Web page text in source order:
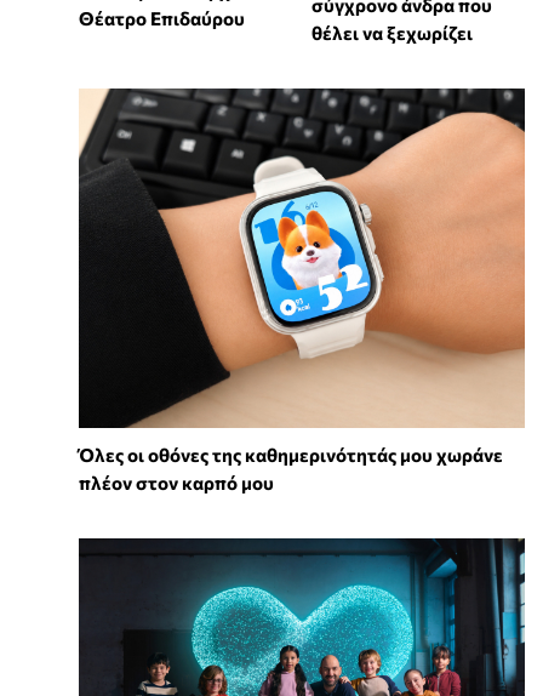
Θέατρο Επιδαύρου
σύγχρονο άνδρα που
θέλει να ξεχωρίζει
Όλες οι οθόνες της καθημερινότητάς μου χωράνε
πλέον στον καρπό μου